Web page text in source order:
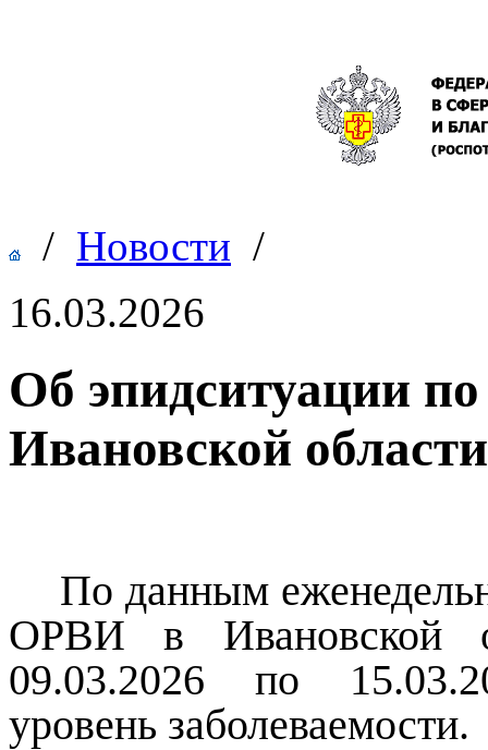
/ Новости /
16.03.2026
Об эпидситуации
Ивановской области
По данным
ОРВИ в Ивановской
09.03.2026 по
уровень заболеваемости.